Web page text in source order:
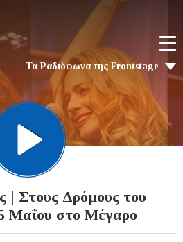
Τα Ραδιόφωνα της Frontstage
| Στους Δρόμους του
Μαΐου στο Μέγαρο